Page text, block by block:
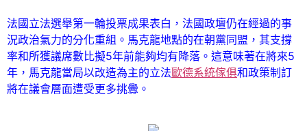
法國立法選舉第一輪投票成果表白，法國政壇仍在經過的事
況政治氣力的分化重組。馬克龍地點的在朝黨同盟，其支撐
率和所獲議席數比擬5年前能夠均有降落。這意味著在將來5
年，馬克龍當局以改造為主的立法歐德系統傢俱和政策制訂
將在議會層面遭受更多挑釁。